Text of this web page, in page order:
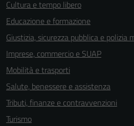
Cultura e tempo libero
Educazione e formazione
Giustizia, sicurezza pubblica e polizia
Imprese, commercio e SUAP
Mobilità e trasporti
Salute, benessere e assistenza
Tributi, finanze e contravvenzioni
Turismo